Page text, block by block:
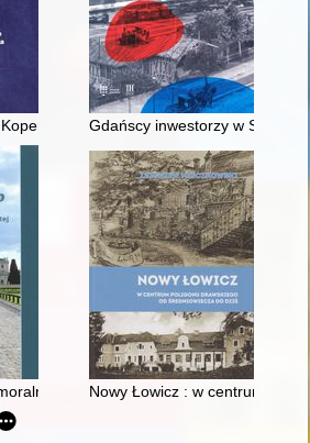
z rodu Ślązaka
Gdańscy inwestorzy w
synów szlacheckich w XVI-
Nowy Łowicz : w centrum